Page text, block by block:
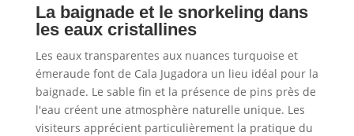
La baignade et le snorkeling dans
les eaux cristallines
Les eaux transparentes aux nuances turquoise et
émeraude font de Cala Jugadora un lieu idéal pour la
baignade. Le sable fin et la présence de pins près de
l'eau créent une atmosphère naturelle unique. Les
visiteurs apprécient particulièrement la pratique du